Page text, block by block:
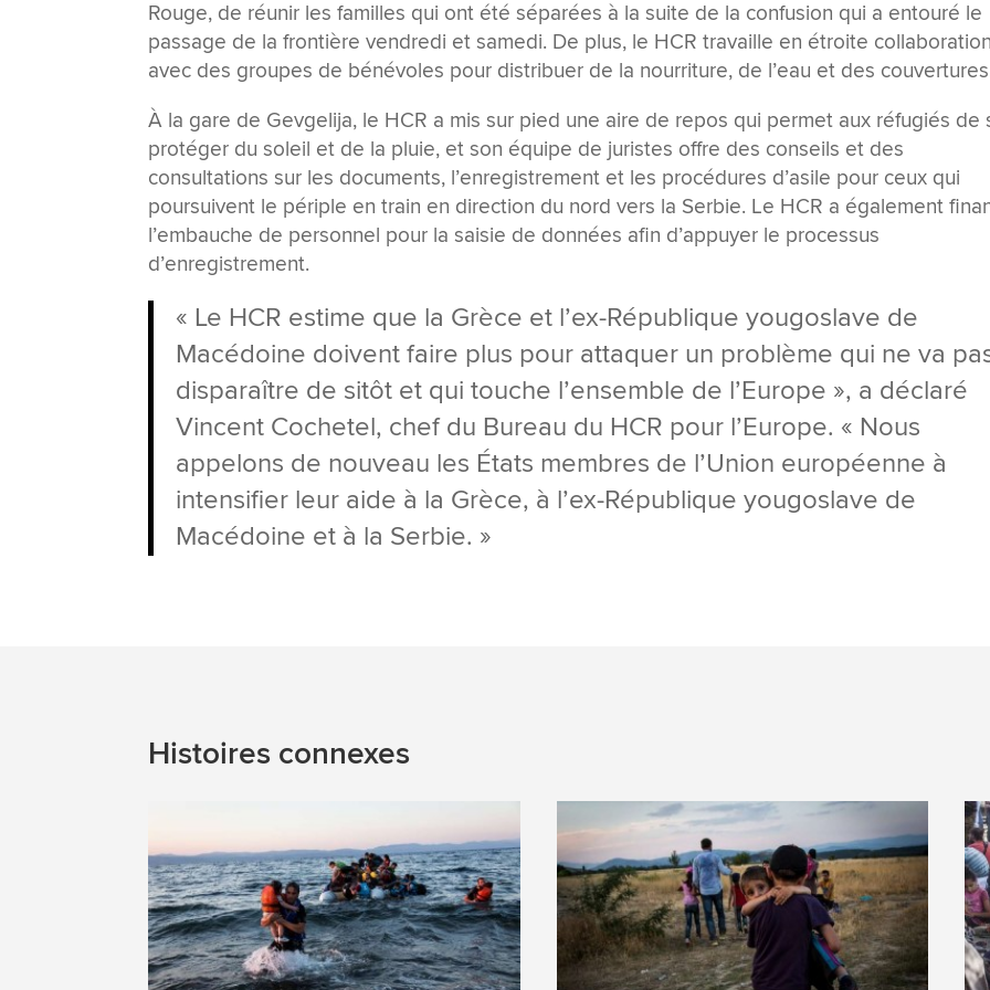
Rouge, de réunir les familles qui ont été séparées à la suite de la confusion qui a entouré le
passage de la frontière vendredi et samedi. De plus, le HCR travaille en étroite collaboration
avec des groupes de bénévoles pour distribuer de la nourriture, de l’eau et des
À la gare de Gevgelija, le HCR a mis sur pied une aire de repos qui permet aux réfugiés de
protéger du soleil et de la pluie, et son équipe de juristes offre des conseils et des
consultations sur les documents, l’enregistrement et les procédures d’asile pour ceux qui
poursuivent le périple en train en direction du nord vers la Serbie. Le HCR a également
l’embauche de personnel pour la saisie de données afin d’appuyer le processus
d’enregistrement.
« Le HCR estime que la Grèce et l’ex-République yougoslave de
Macédoine doivent faire plus pour attaquer un problème qui ne va
disparaître de sitôt et qui touche l’ensemble de l’Europe », a déclaré
Vincent Cochetel, chef du Bureau du HCR pour l’Europe. « Nous
appelons de nouveau les États membres de l’Union européenne à
intensifier leur aide à la Grèce, à l’ex-République yougoslave de
Macédoine et à la Serbie. »
Histoires connexes